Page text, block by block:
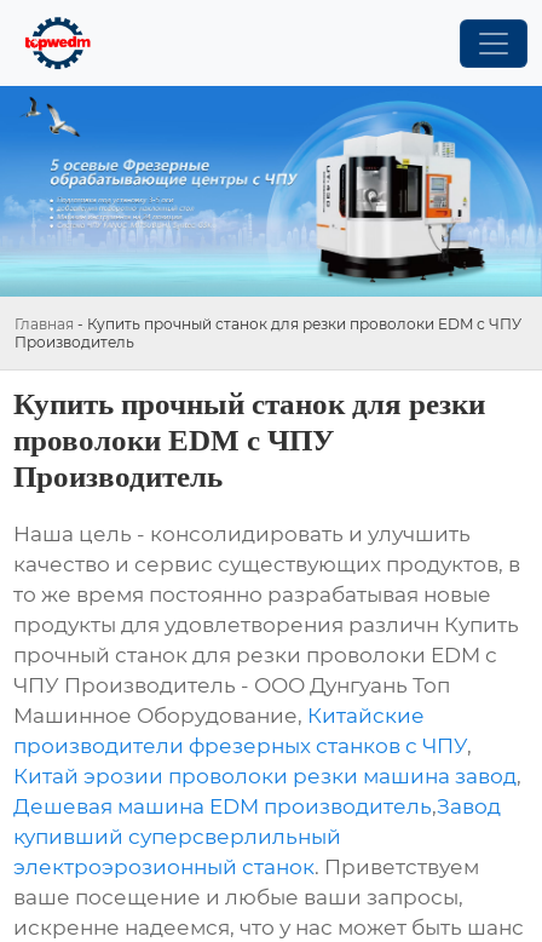
Главная - Купить прочный станок для резки проволоки EDM с ЧПУ
Производитель
Купить прочный станок для резки
проволоки EDM с ЧПУ
Производитель
Наша цель - консолидировать и улучшить
качество и сервис существующих продуктов, в
то же время постоянно разрабатывая новые
продукты для удовлетворения различн Купить
прочный станок для резки проволоки EDM с
ЧПУ Производитель - ООО Дунгуань Топ
Машинное Оборудование, Китайские
производители фрезерных станков с ЧПУ,
Китай эрозии проволоки резки машина завод,
Дешевая машина EDM производитель,Завод
купивший суперсверлильный
электроэрозионный станок. Приветствуем
ваше посещение и любые ваши запросы,
искренне надеемся, что у нас может быть шанс